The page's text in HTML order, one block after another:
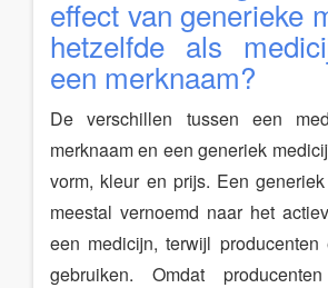
effect van generieke
hetzelfde als
een merknaam?
De verschillen tussen een
merknaam en een generiek
vorm, kleur en prijs. Een
meestal vernoemd naar het
een medicijn, terwijl producenten
gebruiken. Omdat